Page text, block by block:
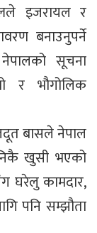
इजरायल र
बनाउनुपर्ने
सूचना
र भौगोलिक
बासले नेपाल
खुसी भएको
घरेलु कामदार,
पनि सम्झौता